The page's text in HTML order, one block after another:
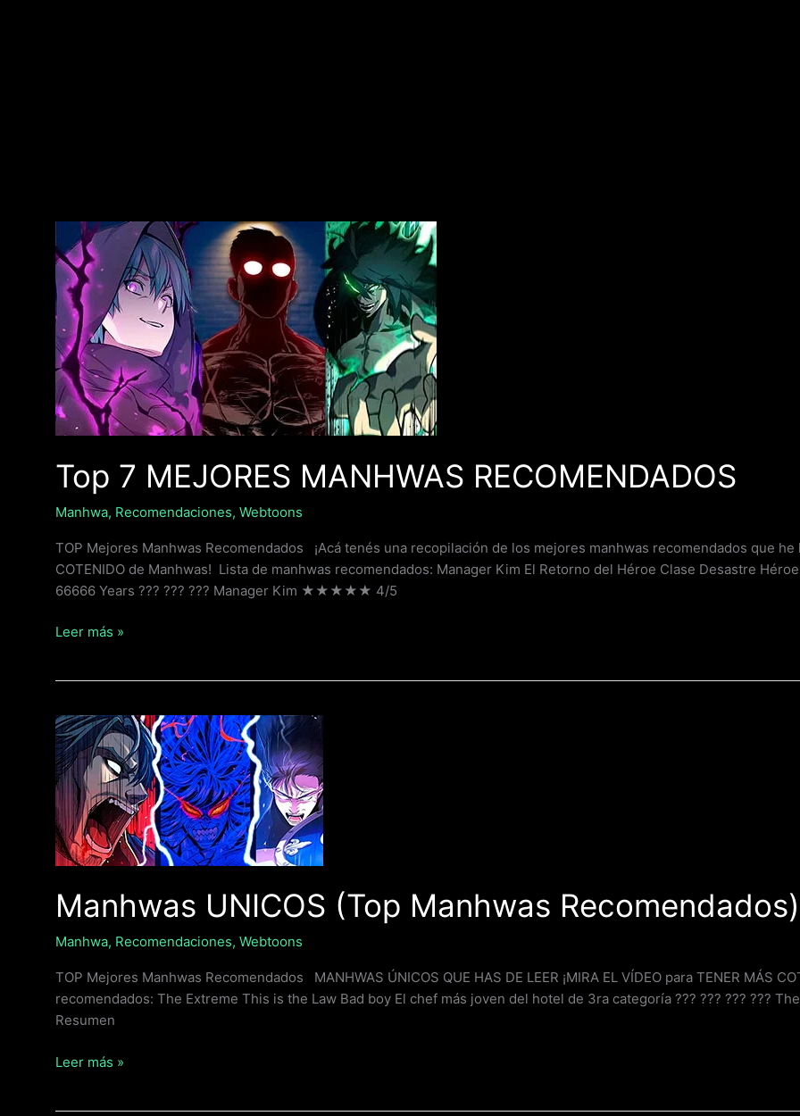
Top 7 MEJORES MANHWAS RECOMENDADOS
Manhwa, Recomendaciones, Webtoons
TOP Mejores Manhwas Recomendados ¡Acá tenés una recopilación de los mejores manhwas recomendados que he
COTENIDO de Manhwas! Lista de manhwas recomendados: Manager Kim El Retorno del Héroe Clase Desastre
66666 Years ??? ??? ??? Manager Kim ★★★★★ 4/5
7
MEJORES
MANHWAS
RECOMENDADOS
Leer más »
Manhwas UNICOS (Top Manhwas Recomendados)
Manhwa, Recomendaciones, Webtoons
TOP Mejores Manhwas Recomendados MANHWAS ÚNICOS QUE HAS DE LEER ¡MIRA EL VÍDEO para TENER MÁS
recomendados: The Extreme This is the Law Bad boy El chef más joven del hotel de 3ra categoría ??? ??? ???
Resumen
Manhwas
UNICOS
(Top
Manhwas
Recomendados)
Leer más »